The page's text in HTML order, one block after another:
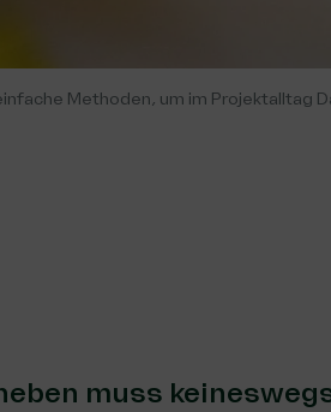
Methoden, um im Projektalltag
muss